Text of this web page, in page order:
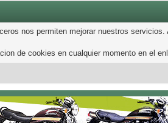
nos permiten mejorar nuestros
de cookies en cualquier momento en el